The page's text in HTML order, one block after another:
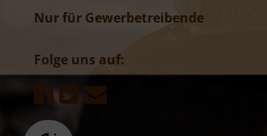
Nur für Gewerbetreibende
Folge uns auf: